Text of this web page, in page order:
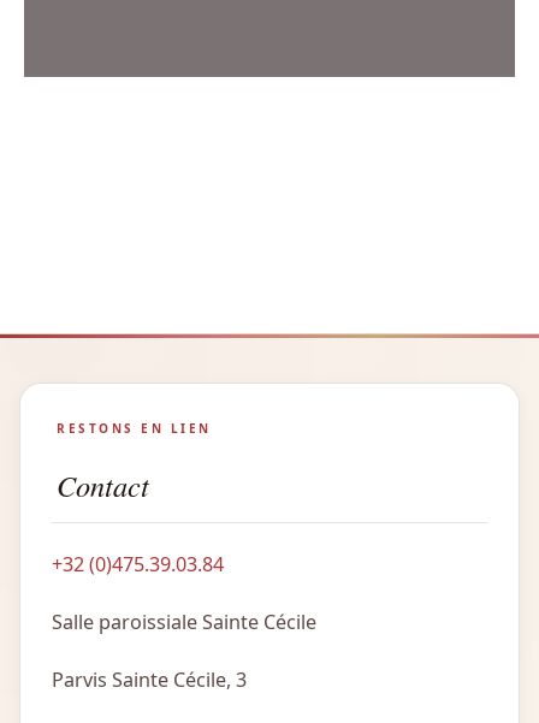
RESTONS EN LIEN
Contact
+32 (0)475.39.03.84
Salle paroissiale Sainte Cécile
Parvis Sainte Cécile, 3